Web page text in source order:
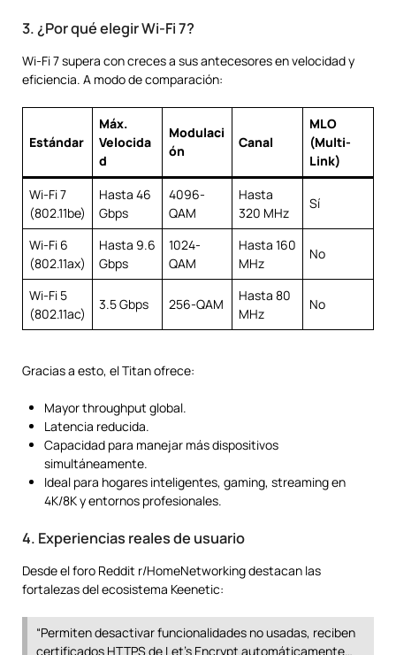
3. ¿Por qué elegir Wi-Fi 7?
Wi-Fi 7 supera con creces a sus antecesores en velocidad y
eficiencia. A modo de comparación:
Estándar
Máx.
Velocida
d
Modulaci
ón
Canal
MLO
(Multi-
Link)
Wi-Fi 7
(802.11be)
Hasta 46
Gbps
4096-
QAM
Hasta
320 MHz
Sí
Wi-Fi 6
(802.11ax)
Hasta 9.6
Gbps
1024-
QAM
Hasta 160
MHz
No
Wi-Fi 5
(802.11ac)
3.5 Gbps 256-QAM
Hasta 80
MHz
No
Gracias a esto, el Titan ofrece:
Mayor throughput global.
Latencia reducida.
Capacidad para manejar más dispositivos
simultáneamente.
Ideal para hogares inteligentes, gaming, streaming en
4K/8K y entornos profesionales.
4. Experiencias reales de usuario
Desde el foro Reddit r/HomeNetworking destacan las
fortalezas del ecosistema Keenetic:
“Permiten desactivar funcionalidades no usadas, reciben
certificados HTTPS de Let’s Encrypt automáticamente…